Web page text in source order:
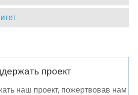
проект
наш проект, пожертвовав нам